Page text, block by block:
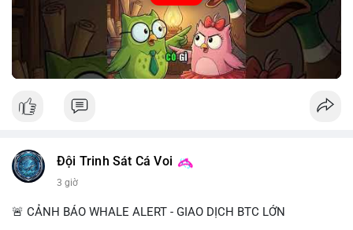
Đội Trinh Sát Cá Voi
3 giờ
🚨 CẢNH BÁO WHALE ALERT - GIAO DỊCH BTC LỚN